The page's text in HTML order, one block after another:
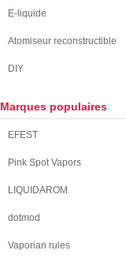
E-liquide
Atomiseur reconstructible
DIY
Marques populaires
EFEST
Pink Spot Vapors
LIQUIDAROM
dotmod
Vaporian rules